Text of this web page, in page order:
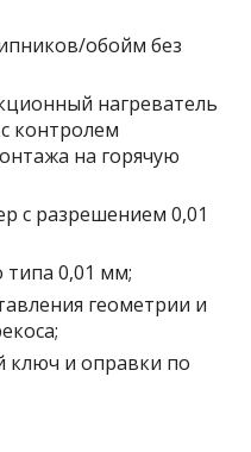
обойм без
нагреватель
контролем
на горячую
с разрешением 0,01
типа 0,01 мм;
геометрии и
ключ и оправки по